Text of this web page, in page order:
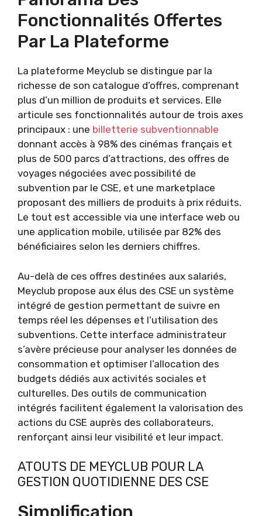
Fonctionnalités Offertes
Par La Plateforme
La plateforme Meyclub se distingue par la
richesse de son catalogue d’offres, comprenant
plus d’un million de produits et services. Elle
articule ses fonctionnalités autour de trois axes
principaux : une billetterie subventionnable
donnant accès à 98% des cinémas français et
plus de 500 parcs d’attractions, des offres de
voyages négociées avec possibilité de
subvention par le CSE, et une marketplace
proposant des milliers de produits à prix réduits.
Le tout est accessible via une interface web ou
une application mobile, utilisée par 82% des
bénéficiaires selon les derniers chiffres.
Au-delà de ces offres destinées aux salariés,
Meyclub propose aux élus des CSE un système
intégré de gestion permettant de suivre en
temps réel les dépenses et l’utilisation des
subventions. Cette interface administrateur
s’avère précieuse pour analyser les données de
consommation et optimiser l’allocation des
budgets dédiés aux activités sociales et
culturelles. Des outils de communication
intégrés facilitent également la valorisation des
actions du CSE auprès des collaborateurs,
renforçant ainsi leur visibilité et leur impact.
ATOUTS DE MEYCLUB POUR LA
GESTION QUOTIDIENNE DES CSE